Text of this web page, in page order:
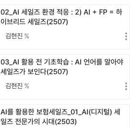
02_AI 세일즈 환경 적응 : 2) AI + FP = 하
이브리드 세일즈(2507)
김현진 %
03_AI 활용 전 기초학습 : AI 언어를 알아야
세일즈가 보인다(2507)
김현진 %
AI를 활용한 보험세일즈_01_AI(디지털) 세
일즈 전문가의 시대(2503)